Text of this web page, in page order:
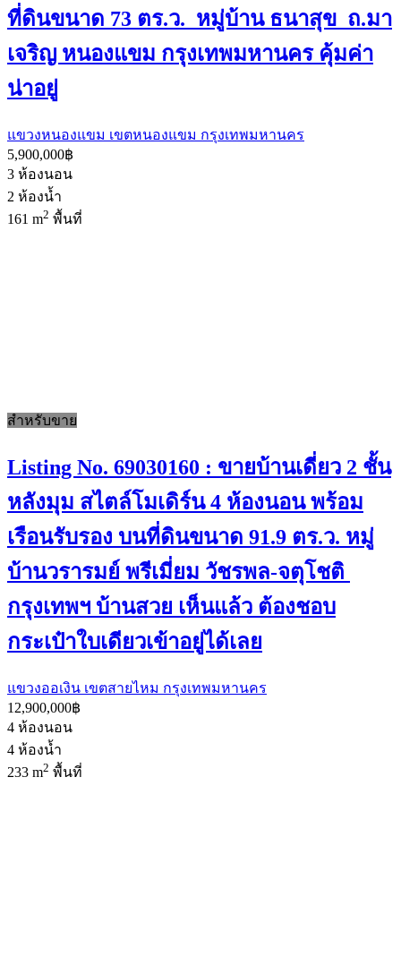
ที่ดินขนาด 73 ตร.ว. หมู่บ้าน ธนาสุข ถ.มา
เจริญ หนองแขม กรุงเทพมหานคร คุ้มค่า
น่าอยู่
แขวงหนองแขม เขตหนองแขม กรุงเทพมหานคร
5,900,000฿
3 ห้องนอน
2 ห้องน้ำ
161 m2 พื้นที่
สำหรับขาย
Listing No. 69030160 : ขายบ้านเดี่ยว 2 ชั้น
หลังมุม สไตล์โมเดิร์น 4 ห้องนอน พร้อม
เรือนรับรอง บนที่ดินขนาด 91.9 ตร.ว. หมู่
บ้านวรารมย์ พรีเมี่ยม วัชรพล-จตุโชติ
กรุงเทพฯ บ้านสวย เห็นแล้ว ต้องชอบ
กระเป๋าใบเดียวเข้าอยู่ได้เลย
แขวงออเงิน เขตสายไหม กรุงเทพมหานคร
12,900,000฿
4 ห้องนอน
4 ห้องน้ำ
233 m2 พื้นที่